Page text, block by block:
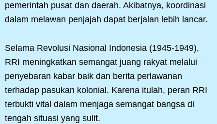
pemerintah pusat dan daerah. Akibatnya, koordinasi
dalam melawan penjajah dapat berjalan lebih lancar.
Selama Revolusi Nasional Indonesia (1945-1949),
RRI meningkatkan semangat juang rakyat melalui
penyebaran kabar baik dan berita perlawanan
terhadap pasukan kolonial. Karena itulah, peran RRI
terbukti vital dalam menjaga semangat bangsa di
tengah situasi yang sulit.